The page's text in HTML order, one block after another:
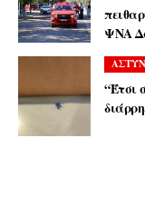
ΨΝΑ
“Έτσι